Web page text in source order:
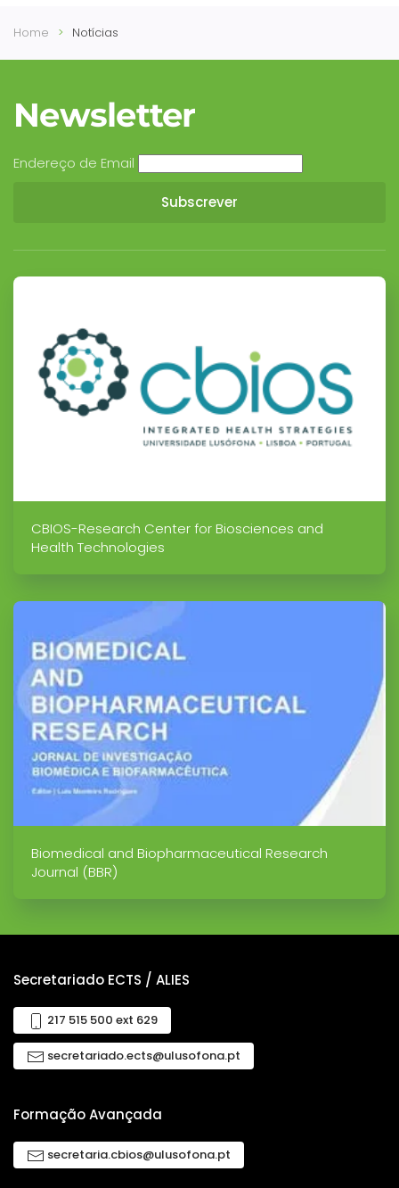
Home Notícias
Newsletter
Endereço de Email
CBIOS-Research Center for Biosciences and
Health Technologies
Biomedical and Biopharmaceutical Research
Journal (BBR)
Secretariado ECTS / ALIES
217 515 500 ext 629
secretariado.ects@ulusofona.pt
Formação Avançada
secretaria.cbios@ulusofona.pt